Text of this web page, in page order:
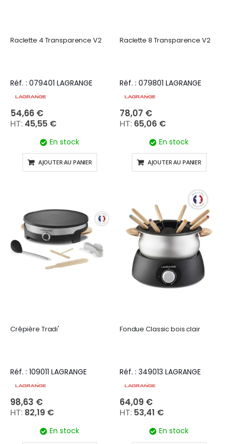
Raclette 4 Transparence V2
Réf. : 079401 LAGRANGE
54,66 €
45,55 €
En stock
AJOUTER AU PANIER
Raclette 8 Transparence V2
Réf. : 079801 LAGRANGE
78,07 €
65,06 €
En stock
AJOUTER AU PANIER
Crêpière Tradi'
Réf. : 109011 LAGRANGE
98,63 €
82,19 €
En stock
Fondue Classic bois clair
Réf. : 349013 LAGRANGE
64,09 €
53,41 €
En stock